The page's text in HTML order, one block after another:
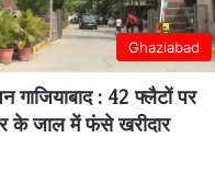
Ghaziabad
गाजियाबाद : 42 फ्लैटों पर
के जाल में फंसे खरीदार